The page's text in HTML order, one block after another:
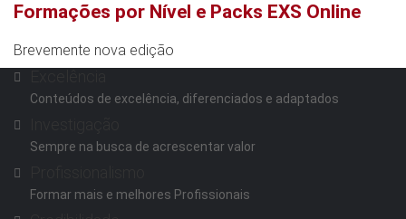
Formações por Nível e Packs EXS Online
Brevemente nova edição
Conteúdos de excelência, diferenciados e adaptados
Sempre na busca de acrescentar valor
Formar mais e melhores Profissionais